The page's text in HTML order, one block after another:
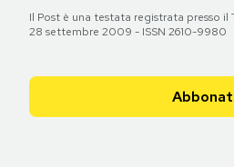
Il Post è una testata registrata presso il
28 settembre 2009 - ISSN 2610-9980